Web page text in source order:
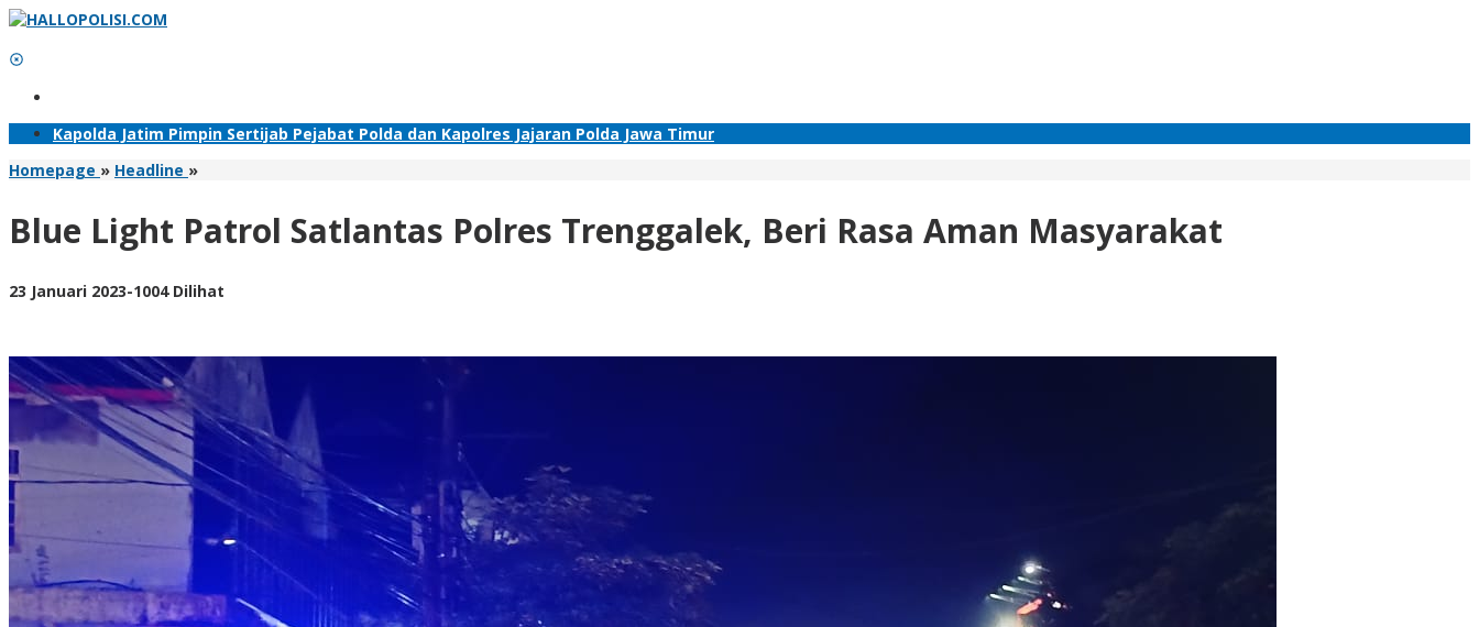
Lewati
konten
Kapolda Jatim Pimpin Sertijab Pejabat Polda dan Kapolres Jajaran Polda Jawa Timur
Homepage » Headline »Blue
Satlantas
Beri
Masyarakat
Blue Light Patrol Satlantas Polres Trenggalek, Beri Rasa Aman Masyarakat
23 Januari 2023oleh
-1004 Dilihat